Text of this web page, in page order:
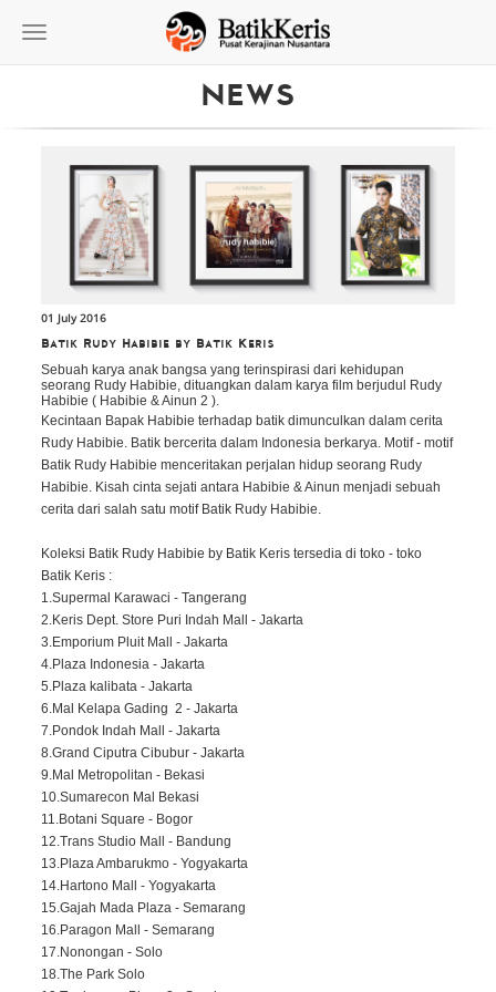
Toggle
NEWS
01 July 2016
Batik Rudy Habibie by Batik Keris
Sebuah karya anak bangsa yang terinspirasi dari kehidupan
seorang Rudy Habibie, dituangkan dalam karya film berjudul Rudy
Habibie ( Habibie & Ainun 2 ).
Kecintaan Bapak Habibie terhadap batik dimunculkan dalam cerita
Rudy Habibie. Batik bercerita dalam Indonesia berkarya. Motif - motif
Batik Rudy Habibie menceritakan perjalan hidup seorang Rudy
Habibie. Kisah cinta sejati antara Habibie & Ainun menjadi sebuah
cerita dari salah satu motif Batik Rudy Habibie.
Koleksi Batik Rudy Habibie by Batik Keris tersedia di toko - toko
Batik Keris :
1.Supermal Karawaci - Tangerang
2.Keris Dept. Store Puri Indah Mall - Jakarta
3.Emporium Pluit Mall - Jakarta
4.Plaza Indonesia - Jakarta
5.Plaza kalibata - Jakarta
6.Mal Kelapa Gading 2 - Jakarta
7.Pondok Indah Mall - Jakarta
8.Grand Ciputra Cibubur - Jakarta
9.Mal Metropolitan - Bekasi
10.Sumarecon Mal Bekasi
11.Botani Square - Bogor
12.Trans Studio Mall - Bandung
13.Plaza Ambarukmo - Yogyakarta
14.Hartono Mall - Yogyakarta
15.Gajah Mada Plaza - Semarang
16.Paragon Mall - Semarang
17.Nonongan - Solo
18.The Park Solo